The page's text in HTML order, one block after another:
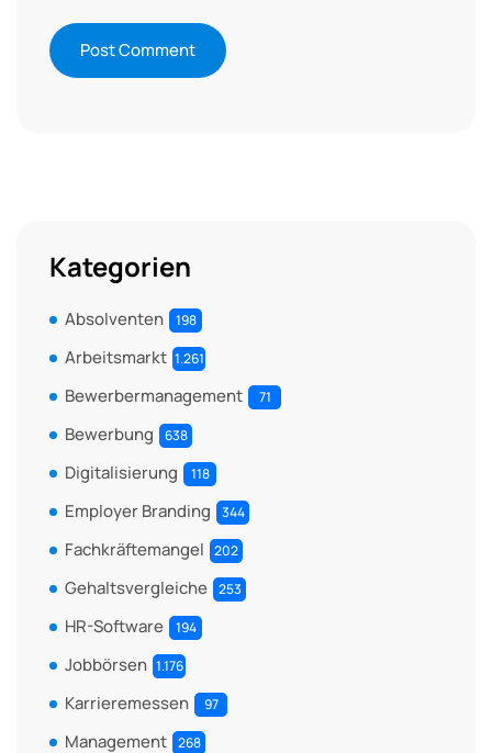
Kategorien
Absolventen 198
Arbeitsmarkt 1.261
Bewerbermanagement 71
Bewerbung 638
Digitalisierung 118
Employer Branding 344
Fachkräftemangel 202
Gehaltsvergleiche 253
HR-Software 194
Jobbörsen 1.176
Karrieremessen 97
Management 268